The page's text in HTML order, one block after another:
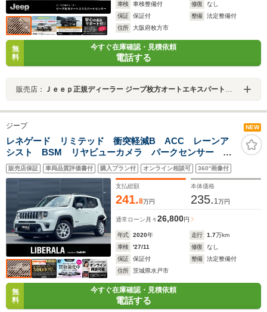
車検
車検整備付 修復
なし
保証
保証付 整備
法定整備付
住所
大阪府枚方市
無
料
今すぐ在庫確認・見積依頼
電話する
販売店： Ｊｅｅｐ正規ディーラー ジープ枚方オートエキスパートセンター
ジープ NEW
レネゲード リミテッド 衝突軽減B ACC レーンア
シスト BSM リヤビューカメラ パークセンサー 黒
革 シートヒーター パワーシート ステアリングヒー
ター 純正ナビ 12セグ CarPlay BT USB LEDヘ
ッドライト ETC ドラレコ
販売店保証 車両品質評価書付 購入プラン付 オンライン相談可 360°画像付
支払総額
241.8万円
本体価格
235. 1万円
通常ローン 月々26,800円
年式 2020年 走行 1.7万km
車検
'27/11 修復
なし
保証
保証付 整備
法定整備付
住所
茨城県水戸市
無
料
今すぐ在庫確認・見積依頼
電話する